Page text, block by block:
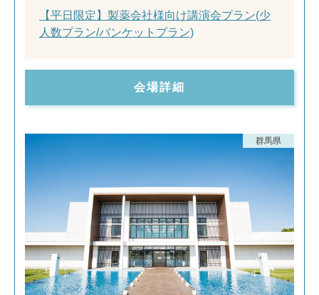
【平日限定】製薬会社様向け講演会プラン(少
人数プラン/バンケットプラン)
会場詳細
群馬県